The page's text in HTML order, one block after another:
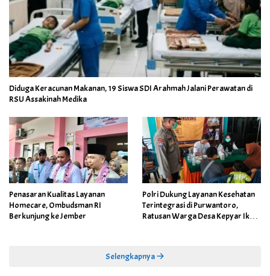
Diduga Keracunan Makanan, 19 Siswa SDI Arahmah Jalani Perawatan di
RSU Assakinah Medika
Penasaran Kualitas Layanan
Homecare, Ombudsman RI
Berkunjung ke Jember
Polri Dukung Layanan Kesehatan
Terintegrasi di Purwantoro,
Ratusan Warga Desa Kepyar Ikuti
Selengkapnya